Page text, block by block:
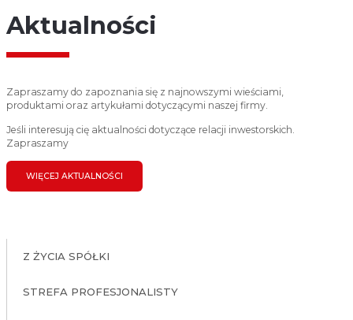
Aktualności
Zapraszamy do zapoznania się z najnowszymi wieściami,
produktami oraz artykułami dotyczącymi naszej firmy.
Jeśli interesują cię aktualności dotyczące relacji inwestorskich.
Zapraszamy
WIĘCEJ AKTUALNOŚCI
Z ŻYCIA SPÓŁKI
STREFA PROFESJONALISTY